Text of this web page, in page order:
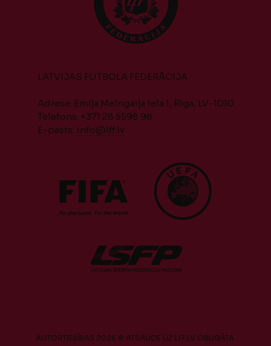
LATVIJAS FUTBOLA FEDERĀCIJA
Adrese: Emiļa Melngaiļa iela 1, Rīga, LV-1010
Telefons: +371 28 5598 98
E-pasts: info@lff.lv
AUTORTIESĪBAS 2026 © ATSAUCE UZ LFF.LV OBLIGĀTA.